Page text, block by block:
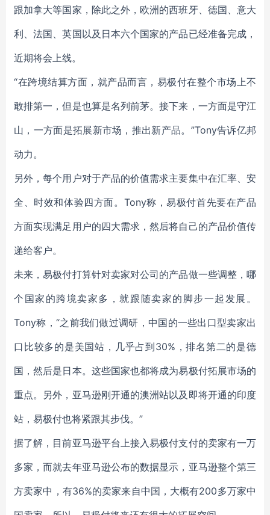
跟加拿大等国家，除此之外，欧洲的西班牙、德国、意大
利、法国、英国以及日本六个国家的产品已经准备完成，
近期将会上线。
“在跨境结算方面，就产品而言，易极付在整个市场上不
敢排第一，但是也算是名列前茅。接下来，一方面是守江
山，一方面是拓展新市场，推出新产品。”Tony告诉亿邦
动力。
另外，每个用户对于产品的价值需求主要集中在汇率、安
全、时效和体验四方面。Tony称，易极付首先要在产品
方面实现满足用户的四大需求，然后将自己的产品价值传
递给客户。
未来，易极付打算针对卖家对公司的产品做一些调整，哪
个国家的跨境卖家多，就跟随卖家的脚步一起发展。
Tony称，“之前我们做过调研，中国的一些出口型卖家出
口比较多的是美国站，几乎占到30%，排名第二的是德
国，然后是日本。这些国家也都将成为易极付拓展市场的
重点。另外，亚马逊刚开通的澳洲站以及即将开通的印度
站，易极付也将紧跟其步伐。”
据了解，目前亚马逊平台上接入易极付支付的卖家有一万
多家，而就去年亚马逊公布的数据显示，亚马逊整个第三
方卖家中，有36%的卖家来自中国，大概有200多万家中